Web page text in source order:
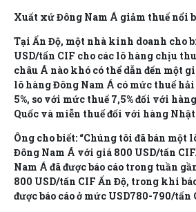
Xuất xứ Đông Nam Á giảm thuế nổi
Tại Ấn Độ, một nhà kinh doanh cho
USD/tấn CIF cho các lô hàng chịu
châu Á nào khó có thể dẫn đến một
lô hàng Đông Nam Á có mức thuế
5%, so với mức thuế 7,5% đối với
Quốc và miễn thuế đối với hàng Nhật
Ông cho biết: “Chúng tôi đã bán một
Đông Nam Á với giá 800 USD/tấn
Nam Á đã được báo cáo trong tuần
800 USD/tấn CIF Ấn Độ, trong khi
được báo cáo ở mức USD780-790/tấn